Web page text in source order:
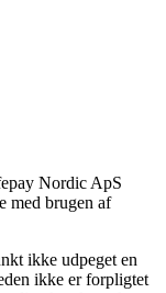
Nordic ApS
med brugen af
ikke udpeget en
ikke er forpligtet